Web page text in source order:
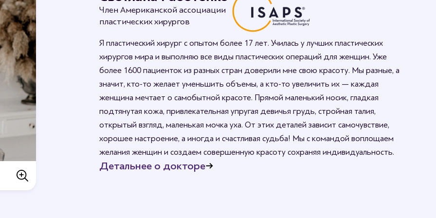
Член Американской ассоциации
пластических хирургов
Я пластический хирург с опытом более 17 лет. Училась у лучших пластических
хирургов мира и выполняю все виды пластических операций для женщин. Уже
более 1600 пациенток из разных стран доверили мне свою красоту. Мы разные, а
значит, кто-то желает уменьшить объемы, а кто-то увеличить их — каждая
женщина мечтает о самобытной красоте. Прямой маленький носик, гладкая
подтянутая кожа, привлекательная упругая девичья грудь, стройная талия,
открытый взгляд, маленькая мочка уха. От этих деталей зависит самочувствие,
хорошее настроение, а иногда и счастливая судьба! Мы с командой воплощаем
желания женщин и создаем совершенную красоту сохраняя индивидуальность.
Детальнее о докторе